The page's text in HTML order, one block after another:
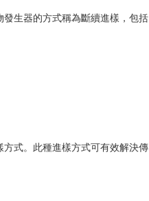
生器的方式稱為斷續進樣，包括
式。此種進樣方式可有效解決傳